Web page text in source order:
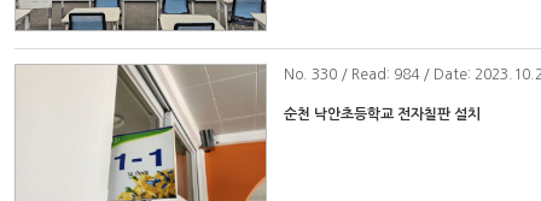
No . 330 / Read: 984 / Date:
순천 낙안초등학교 전자칠판 설치